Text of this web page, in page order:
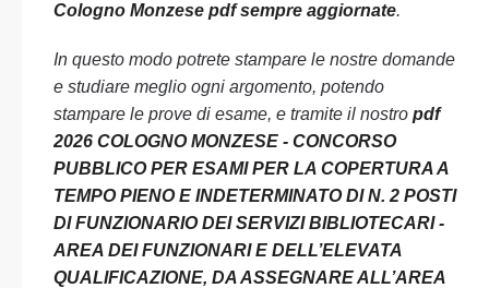
Cologno Monzese pdf sempre aggiornate.
In questo modo potrete stampare le nostre domande
e studiare meglio ogni argomento, potendo
stampare le prove di esame, e tramite il nostro pdf
2026 COLOGNO MONZESE - CONCORSO
PUBBLICO PER ESAMI PER LA COPERTURA A
TEMPO PIENO E INDETERMINATO DI N. 2 POSTI
DI FUNZIONARIO DEI SERVIZI BIBLIOTECARI -
AREA DEI FUNZIONARI E DELL’ELEVATA
QUALIFICAZIONE, DA ASSEGNARE ALL’AREA